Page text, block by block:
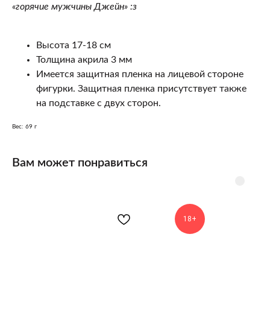
«горячие мужчины Джейн» :з
Высота 17-18 см
Толщина акрила 3 мм
Имеется защитная пленка на лицевой стороне
фигурки. Защитная пленка присутствует также
на подставке с двух сторон.
Вес: 69 г
Вам может понравиться
18+